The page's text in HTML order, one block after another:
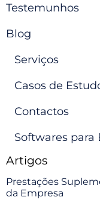
Testemunhos
Blog
Serviços
Casos de
Contactos
Softwares para
Artigos
Prestações
da Empresa